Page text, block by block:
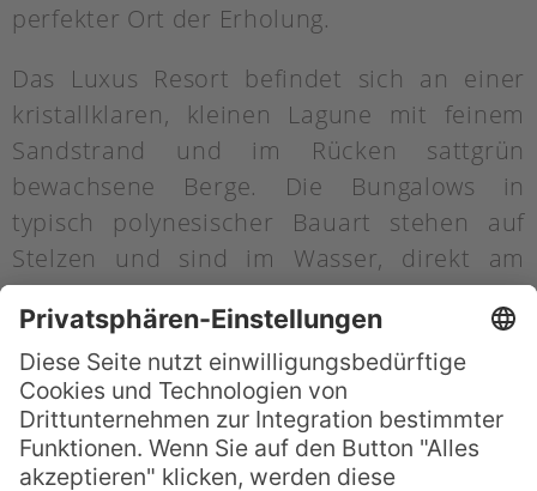
perfekter Ort der Erholung.
Das Luxus Resort befindet sich an einer
kristallklaren, kleinen Lagune mit feinem
Sandstrand und im Rücken sattgrün
bewachsene Berge. Die Bungalows in
typisch polynesischer Bauart stehen auf
Stelzen und sind im Wasser, direkt am
Strand sowie in den prachtvollen,
tropischen Gärten der Anlage gruppiert. Mit
großer Liebe zum Detail und zur Region
sind die Hütten vorwiegend mit
hochwertigen Naturmaterialien
ausgestattet, wie z.B. einer Naturstein-